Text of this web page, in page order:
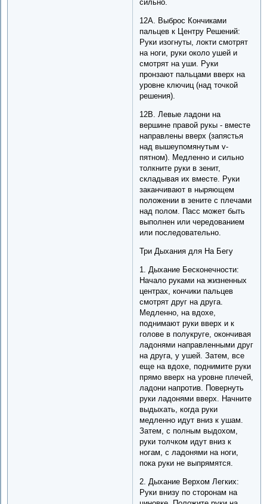
сильно.
12A. Выброс Кончиками
пальцев к Центру Решений:
Руки изогнуты, локти смотрят
на ноги, руки около ушей и
смотрят на уши. Руки
пронзают пальцами вверх на
уровне ключиц (над точкой
решения).
12B. Левые ладони на
вершине правой рукы - вместе
направлены вверх (запястья
над вышеупомянутым v-
пятном). Медленно и сильно
толкните руки в зенит,
складывая их вместе. Руки
заканчивают в ныряющем
положении в зените с плечами
над полом. Пасс может быть
выполнен или чередованием
или последовательно.
Три Дыхания для На Бегу
1. Дыхание Бесконечности:
Начало руками на жизненных
центрах, кончики пальцев
смотрят друг на друга.
Медленно, на вдохе,
поднимают руки вверх и к
голове в полукруге, окончивая
ладонями направленными друг
на друга, у ушей. Затем, все
еще на вдохе, поднимите руки
прямо вверх на уровне плечей,
ладони напротив. Повернуть
руки ладонями вверх. Начните
выдыхать, когда руки
медленно идут вниз к ушам.
Затем, с полным выдохом,
руки толчком идут вниз к
ногам, с ладонями на ноги,
пока руки не выпрямятся.
2. Дыхание Верхом Легких:
Руки внизу по сторонам на